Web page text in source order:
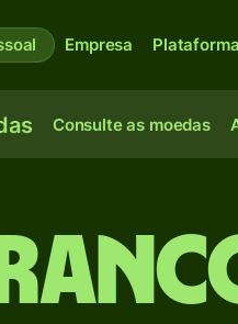
Empresa Plataforma
Consulte as moedas